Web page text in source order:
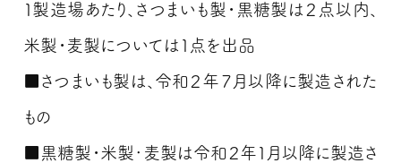
１製造場あたり、さつまいも製・黒糖製は２点以内、
米製・麦製については１点を出品
■さつまいも製は、令和２年７月以降に製造された
もの
■黒糖製・米製･麦製は令和２年１月以降に製造さ